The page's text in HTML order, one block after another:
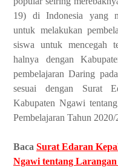
19) di Indonesia yang
untuk melakukan
siswa untuk mencegah
halnya dengan
pembelajaran Daring
sesuai dengan Surat
Kabupaten Ngawi
Pembelajaran Tahun 2020/
Baca Surat Edaran
Ngawi tentang